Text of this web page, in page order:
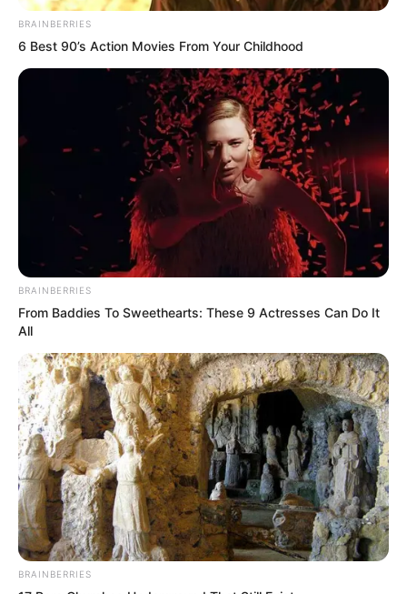
Redacción
HOY EN TVYN
El team Laguardia se ríe (y mucho)
de la queja forma del Team Moisés;
¿por qué pelean?
La tremebunda historia del ataúd de
la mamá de Camila Sodi con final
feliz
Yahir, Masad y Laguardia descubren
que Moisés Peñaloza los engaña ¡y
ya saben para qué lo hace!